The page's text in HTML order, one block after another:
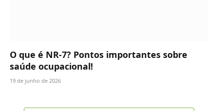
O que é NR-7? Pontos importantes sobre
saúde ocupacional!
19 de junho de 2026